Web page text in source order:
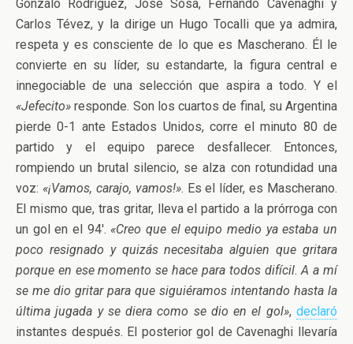
Gonzalo Rodríguez, José Sosa, Fernando Cavenaghi y
Carlos Tévez, y la dirige un Hugo Tocalli que ya admira,
respeta y es consciente de lo que es Mascherano. Él le
convierte en su líder, su estandarte, la figura central e
innegociable de una selección que aspira a todo. Y el
«Jefecito» responde. Son los cuartos de final, su Argentina
pierde 0-1 ante Estados Unidos, corre el minuto 80 de
partido y el equipo parece desfallecer. Entonces,
rompiendo un brutal silencio, se alza con rotundidad una
voz: «¡Vamos, carajo, vamos!». Es el líder, es Mascherano.
El mismo que, tras gritar, lleva el partido a la prórroga con
un gol en el 94′. «Creo que el equipo medio ya estaba un
poco resignado y quizás necesitaba alguien que gritara
porque en ese momento se hace para todos difícil. A a mí
se me dio gritar para que siguiéramos intentando hasta la
última jugada y se diera como se dio en el gol»,declaró
instantes después. El posterior gol de Cavenaghi llevaría